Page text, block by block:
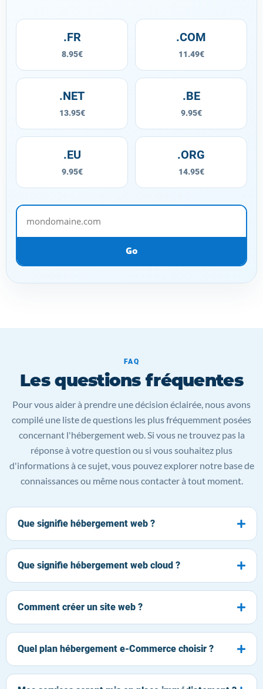
.FR
8.95€
.COM
11.49€
.NET
13.95€
.BE
9.95€
.EU
9.95€
.ORG
14.95€
mondomaine.com
Go
FAQ
Les questions fréquentes
Pour vous aider à prendre une décision éclairée, nous avons
compilé une liste de questions les plus fréquemment posées
concernant l'hébergement web. Si vous ne trouvez pas la
réponse à votre question ou si vous souhaitez plus
d'informations à ce sujet, vous pouvez explorer notre base de
connaissances ou même nous contacter à tout moment.
Que signifie hébergement web ?
Que signifie hébergement web cloud ?
Comment créer un site web ?
Quel plan hébergement e-Commerce choisir ?